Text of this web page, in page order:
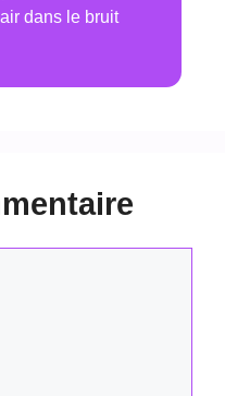
dans le bruit